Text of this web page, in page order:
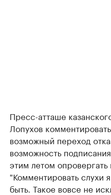
Пресс-атташе
Лопухов
возможный переход
возможность
этим летом опровергать
"Комментировать слухи
быть. Такое вовсе не